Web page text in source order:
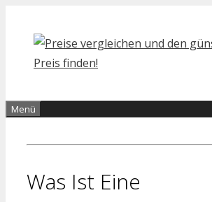
Inhalt
springen
Menü
Was Ist Eine